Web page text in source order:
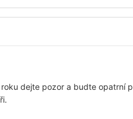
dejte pozor a budte opatrní